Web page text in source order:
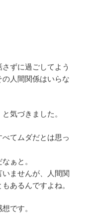
ずに過ごしてよう
人間関係はいらな
気づきました。
てムダだとは思っ
ぁと。
ませんが、人間関
あるんですよね。
です。